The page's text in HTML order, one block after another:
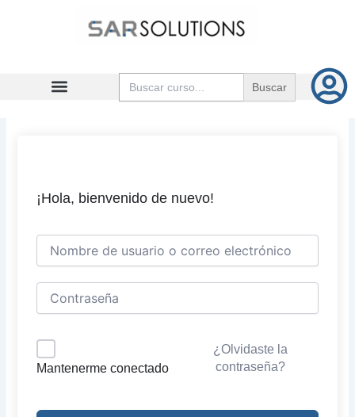
Buscar:
¡Hola, bienvenido de nuevo!
Mantenerme conectado
¿Olvidaste la
contraseña?